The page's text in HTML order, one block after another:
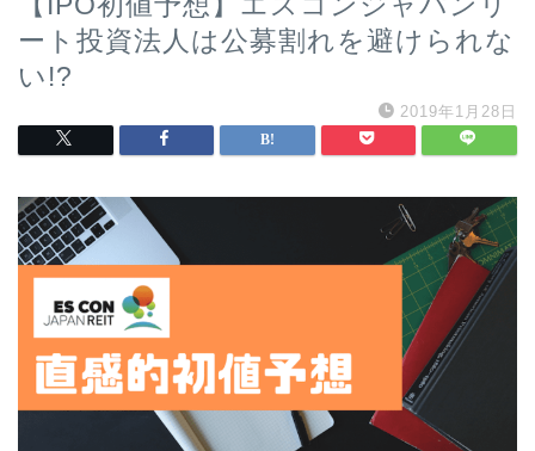
ート投資法人は公募割れを避けられな
い!?
2019年1月28日